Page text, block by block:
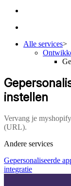
Alle services>
instellen
Vervang je
(URL).
Andere services
Gepersonaliseerde
integratie